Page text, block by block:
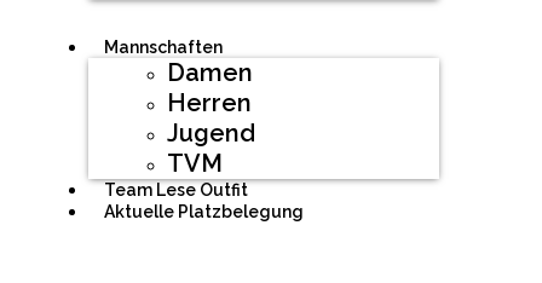
Mannschaften
Damen
Herren
Jugend
TVM
Team Lese Outfit
Aktuelle Platzbelegung